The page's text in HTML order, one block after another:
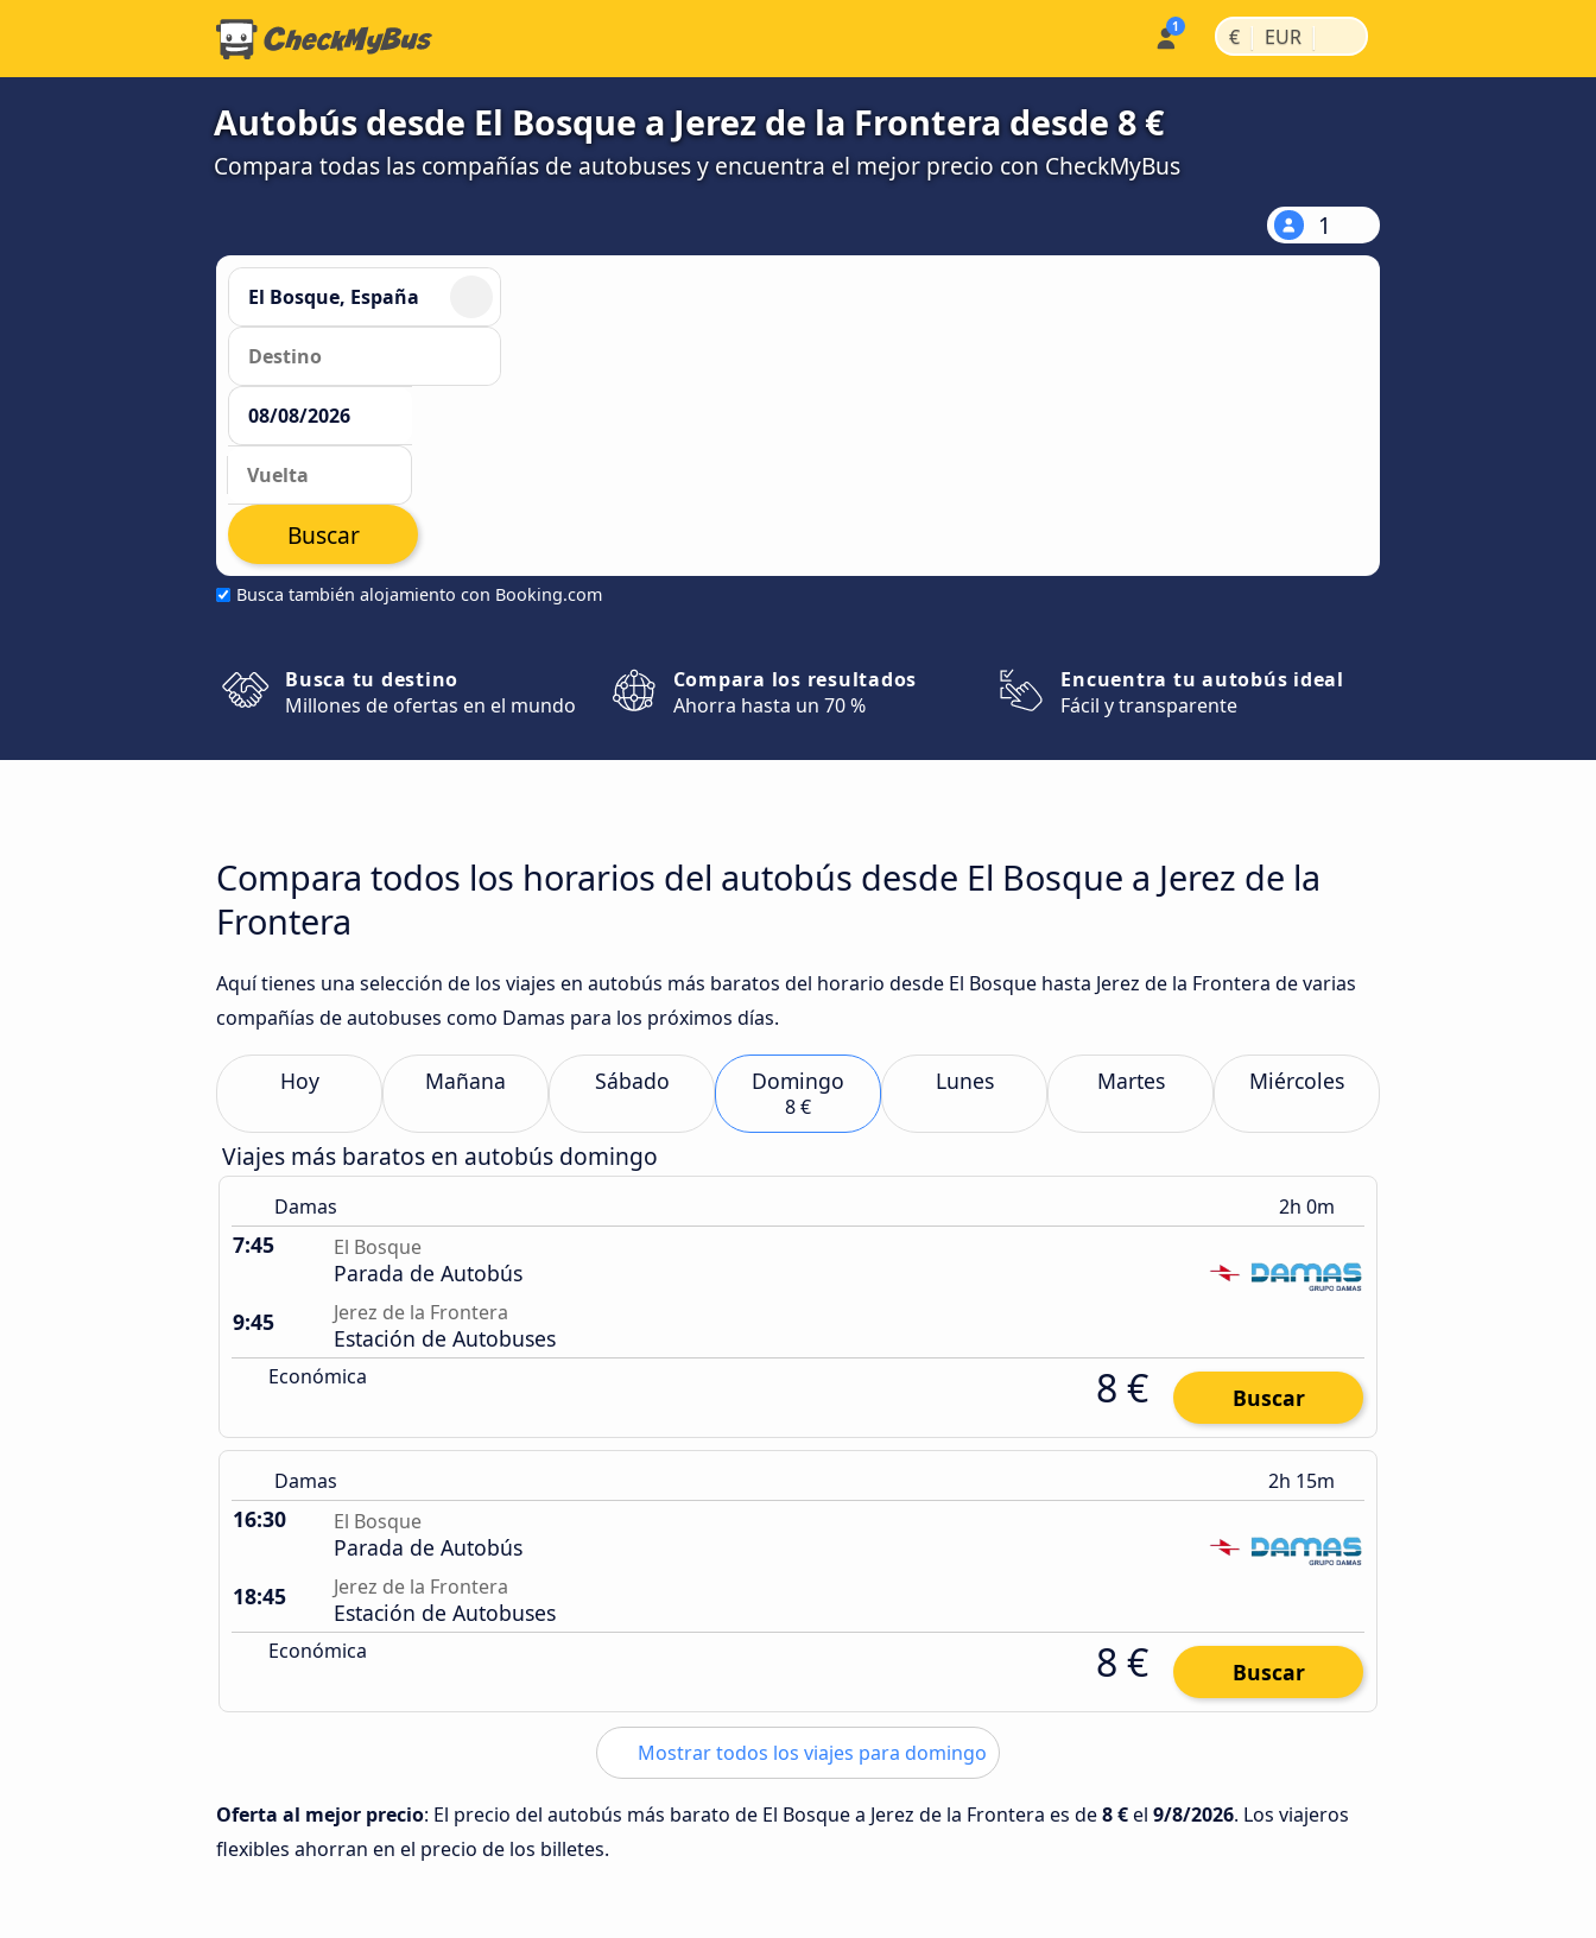
€ | EUR |
Autobús desde El Bosque a Jerez de la Frontera desde 8 €
Compara todas las compañías de autobuses y encuentra el mejor precio con CheckMyBus
1
Busca también alojamiento con Booking.com
Buscar
Busca tu destino
Millones de ofertas en el mundo
Compara los resultados
Ahorra hasta un 70 %
Encuentra tu autobús ideal
Fácil y transparente
Compara todos los horarios del autobús desde El Bosque a Jerez de la
Frontera
Aquí tienes una selección de los viajes en autobús más baratos del horario desde El Bosque hasta Jerez de la Frontera de varias
compañías de autobuses como Damas para los próximos días.
Hoy Mañana Sábado Domingo
8 €
Lunes Martes Miércoles
Viajes más baratos en autobús domingo
Damas 2h 0m
7:45 El Bosque
Parada de Autobús
9:45
Jerez de la Frontera
Estación de Autobuses
Económica 8 € Buscar
Damas 2h 15m
16:30 El Bosque
Parada de Autobús
18:45
Jerez de la Frontera
Estación de Autobuses
Económica 8 € Buscar
Mostrar todos los viajes para domingo
Oferta al mejor precio: El precio del autobús más barato de El Bosque a Jerez de la Frontera es de8 €el 9/8/2026. Los viajeros
flexibles ahorran en el precio de los billetes.